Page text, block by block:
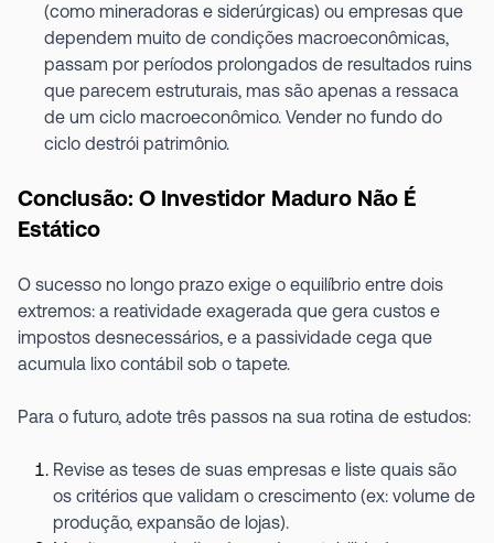
(como mineradoras e siderúrgicas) ou empresas que
dependem muito de condições macroeconômicas,
passam por períodos prolongados de resultados ruins
que parecem estruturais, mas são apenas a ressaca
de um ciclo macroeconômico. Vender no fundo do
ciclo destrói patrimônio.
Conclusão: O Investidor Maduro Não É
Estático
O sucesso no longo prazo exige o equilíbrio entre dois
extremos: a reatividade exagerada que gera custos e
impostos desnecessários, e a passividade cega que
acumula lixo contábil sob o tapete.
Para o futuro, adote três passos na sua rotina de estudos:
Revise as teses de suas empresas e liste quais são
os critérios que validam o crescimento (ex: volume de
produção, expansão de lojas).